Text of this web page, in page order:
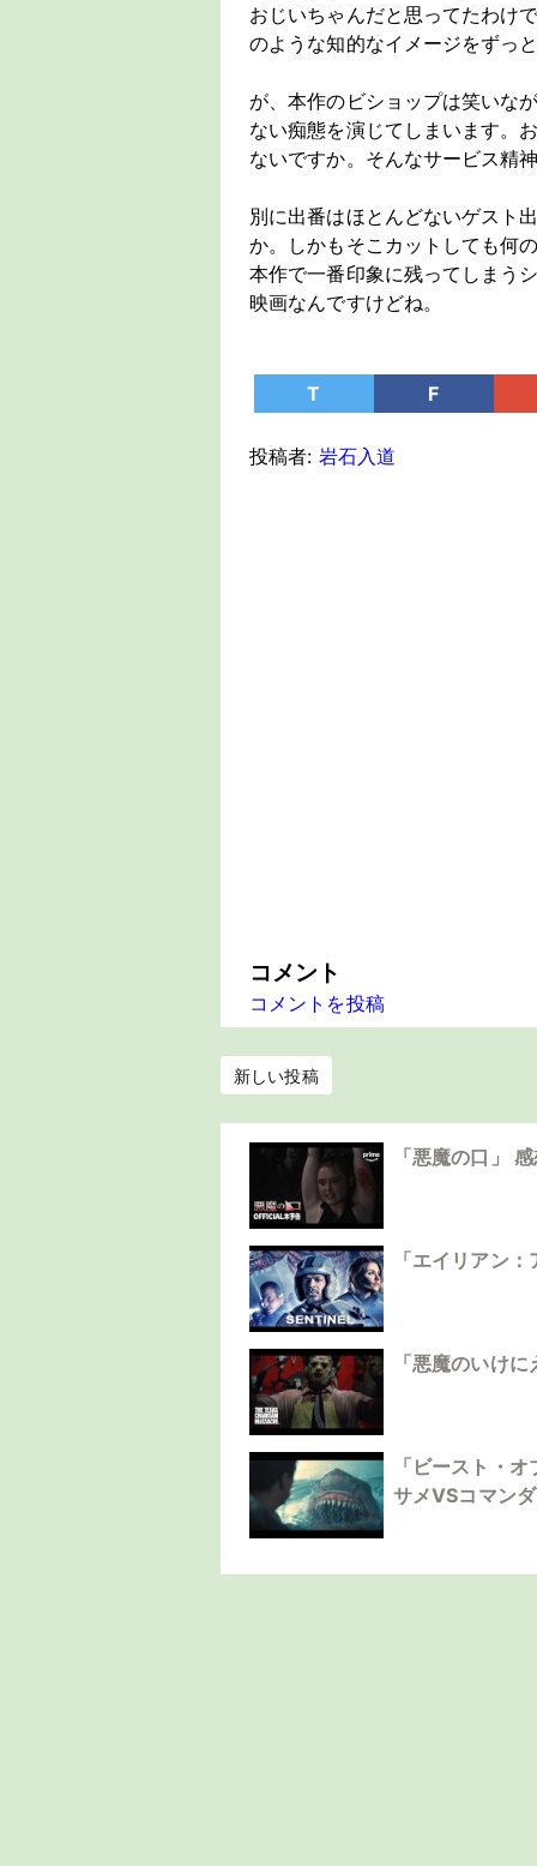
おじいちゃんだと思ってたわけ
のような知的なイメージをずっ
が、本作のビショップは笑いな
ない痴態を演じてしまいます。
ないですか。そんなサービス精
別に出番はほとんどないゲスト
か。しかもそこカットしても何
本作で一番印象に残ってしまう
映画なんですけどね。
T F
投稿者: 岩石入道
コメント
コメントを投稿
新しい投稿
「悪魔の口」
「エイリアン
「悪魔のいけ
「ビースト・
サメVSコマン